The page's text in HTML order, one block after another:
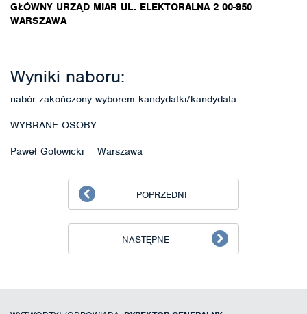
GŁÓWNY URZĄD MIAR UL. ELEKTORALNA 2 00-950
WARSZAWA
Wyniki naboru:
nabór zakończony wyborem kandydatki/kandydata
WYBRANE OSOBY:
Paweł Gotowicki Warszawa
POPRZEDNI
NASTĘPNE